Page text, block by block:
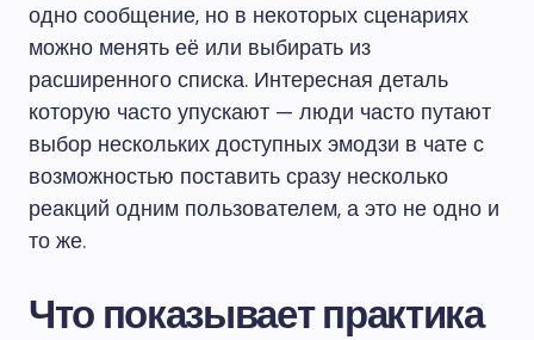
одно сообщение, но в некоторых сценариях
можно менять её или выбирать из
расширенного списка. Интересная деталь
которую часто упускают — люди часто путают
выбор нескольких доступных эмодзи в чате с
возможностью поставить сразу несколько
реакций одним пользователем, а это не одно и
то же.
Что показывает практика